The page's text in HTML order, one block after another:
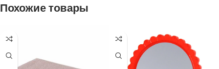
Похожие товары